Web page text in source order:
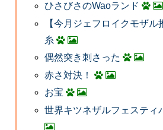
ひさびさのWaoランド
【今月ジェフロイクモザル
糸
偶然突き刺さった
赤さ対決！
お宝
世界キツネザルフェスティ